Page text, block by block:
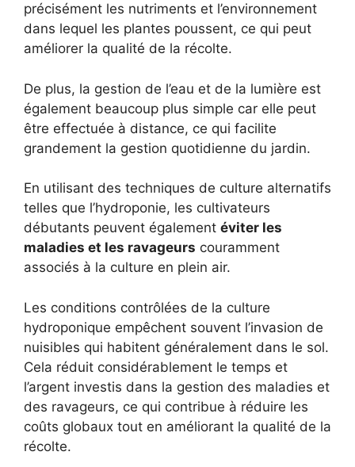
précisément les nutriments et l’environnement
dans lequel les plantes poussent, ce qui peut
améliorer la qualité de la récolte.
De plus, la gestion de l’eau et de la lumière est
également beaucoup plus simple car elle peut
être effectuée à distance, ce qui facilite
grandement la gestion quotidienne du jardin.
En utilisant des techniques de culture alternatifs
telles que l’hydroponie, les cultivateurs
débutants peuvent également éviter les
maladies et les ravageurs couramment
associés à la culture en plein air.
Les conditions contrôlées de la culture
hydroponique empêchent souvent l’invasion de
nuisibles qui habitent généralement dans le sol.
Cela réduit considérablement le temps et
l’argent investis dans la gestion des maladies et
des ravageurs, ce qui contribue à réduire les
coûts globaux tout en améliorant la qualité de la
récolte.